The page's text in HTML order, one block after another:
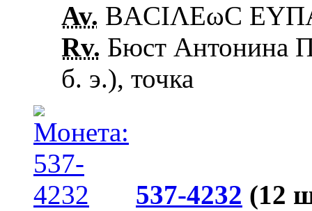
Av. ΒΑCΙΛΕωC
Rv. Бюст Антонина
б. э.), точка
537-4232 (12